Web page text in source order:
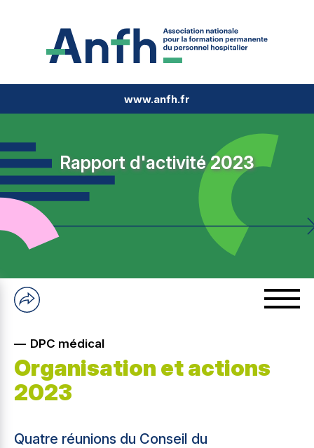
www.anfh.fr
Rapport d'activité2023
DPC médical
Organisation et actions
2023
Quatre réunions du Conseil du